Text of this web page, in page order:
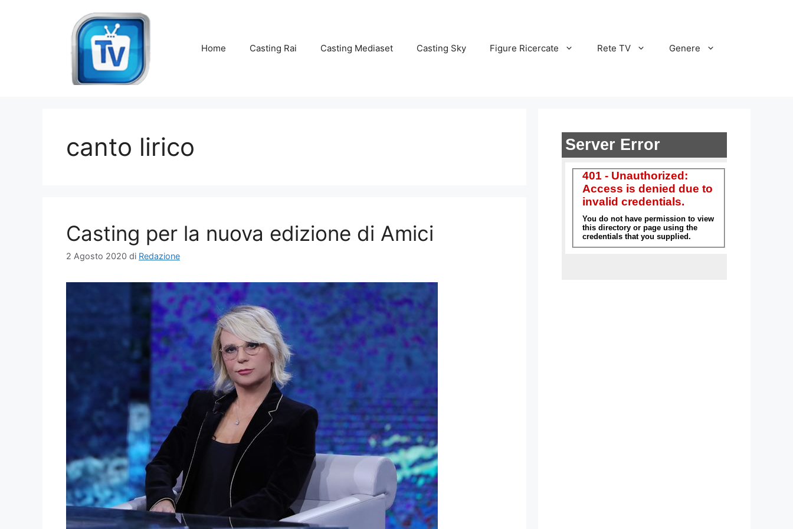
Home Casting Rai Casting Mediaset Casting Sky Figure Ricercate Rete TV Genere
canto lirico
Casting per la nuova edizione di Amici
2 Agosto 2020 di Redazione